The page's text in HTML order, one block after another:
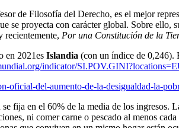
de Filosofía del Derecho, es el mejor
se proyecta con carácter global. Sobre ello,
recientemente, Por una Constitución de la
en 2021es Islandia (con un índice de 0,246).
indicator/
oficial-del-aumento-de-la-desigualdad-la-
fija en el 60% de la media de los ingresos.
ni comer carne o pescado al menos